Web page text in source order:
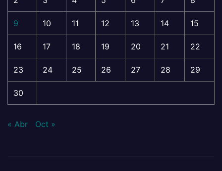
9 10 11 12 13 14 15
16 17 18 19 20 21 22
23 24 25 26 27 28 29
30
« Abr Oct »